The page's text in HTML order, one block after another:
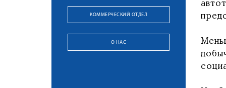
КОММЕРЧЕСКИЙ ОТДЕЛ
О НАС